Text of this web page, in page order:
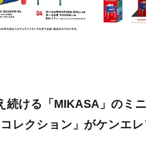
続ける「MIKASA」のミ
レクション」がケンエレ